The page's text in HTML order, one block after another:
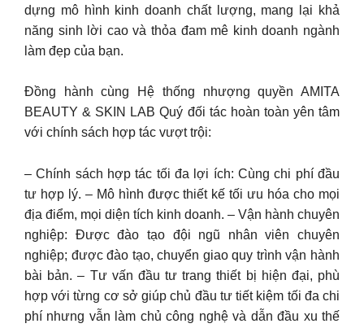
dựng mô hình kinh doanh chất lượng, mang lại khả
năng sinh lời cao và thỏa đam mê kinh doanh ngành
làm đẹp của bạn.
Đồng hành cùng Hệ thống nhượng quyền AMITA
BEAUTY & SKIN LAB Quý đối tác hoàn toàn yên tâm
với chính sách hợp tác vượt trội:
– Chính sách hợp tác tối đa lợi ích: Cùng chi phí đầu
tư hợp lý. – Mô hình được thiết kế tối ưu hóa cho mọi
địa điểm, mọi diện tích kinh doanh. – Vận hành chuyên
nghiệp: Được đào tạo đội ngũ nhân viên chuyên
nghiệp; được đào tạo, chuyển giao quy trình vận hành
bài bản. – Tư vấn đầu tư trang thiết bị hiện đại, phù
hợp với từng cơ sở giúp chủ đầu tư tiết kiệm tối đa chi
phí nhưng vẫn làm chủ công nghệ và dẫn đầu xu thế